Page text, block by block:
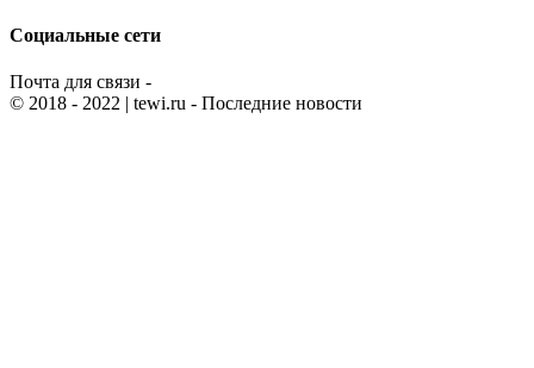
Социальные сети
Почта для связи -
© 2018 - 2022 | tewi.ru - Последние новости